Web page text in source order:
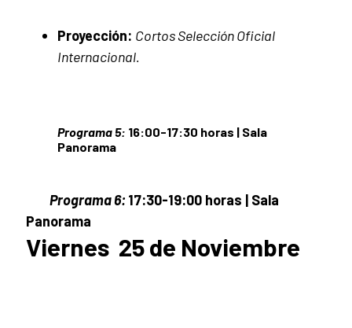
Proyección: Cortos Selección Oficial
Internacional.
Programa 5: 16:00-17:30 horas | Sala
Panorama
Programa 6: 17:30-19:00 horas | Sala
Panorama
Viernes 25 de Noviembre